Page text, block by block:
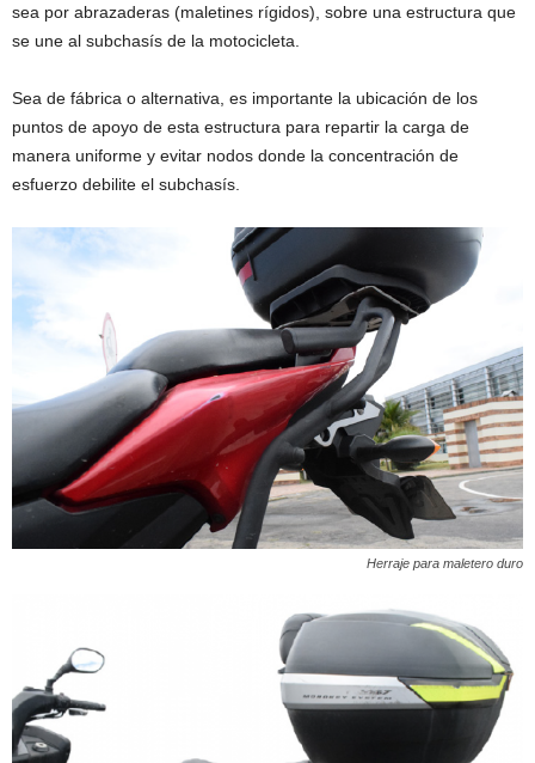
sea por abrazaderas (maletines rígidos), sobre una estructura que
se une al subchasís de la motocicleta.
Sea de fábrica o alternativa, es importante la ubicación de los
puntos de apoyo de esta estructura para repartir la carga de
manera uniforme y evitar nodos donde la concentración de
esfuerzo debilite el subchasís.
Herraje para maletero duro